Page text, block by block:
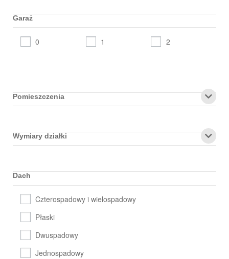
Garaż
0 1 2
Pomieszczenia
Wymiary działki
Dach
Jednospadowy
Płaski
Dwuspadowy
Czterospadowy i wielospadowy